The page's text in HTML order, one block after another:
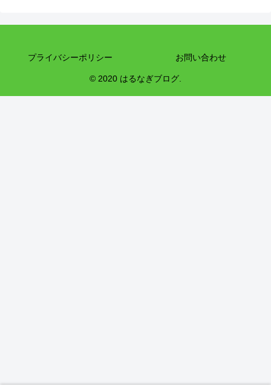
プライバシーポリシー お問い合わせ
© 2020 はるなぎブログ.